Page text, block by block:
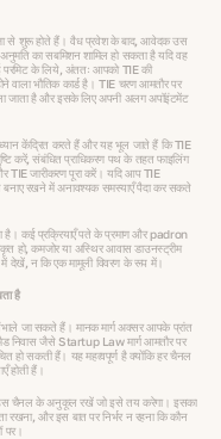
से शुरू होते हैं। वैध प्रवेश के बाद, आवेदक उस
का सबमिशन शामिल हो सकता है यदि वह
परमिट के लिये, अंततः आपको TIE की
वाला भौतिक कार्ड है। TIE चरण आमतौर पर
जाता है और इसके लिए अपनी अलग अपॉइंटमेंट
केंद्रित करते हैं और यह भूल जाते हैं कि TIE
करें, संबंधित प्राधिकरण पथ के तहत फाइलिंग
TIE जारीकरण पूरा करें। यदि आप TIE
रखने में अनावश्यक समस्याएँ पैदा कर सकते
है। कई प्रक्रियाएँ पते के प्रमाण और padron
हो, कमजोर या अस्थिर आवास डाउनस्ट्रीम
देखें, न कि एक मामूली विवरण के रूप में।
है
जा सकते हैं। मानक मार्ग अक्सर आपके प्रांत
निवास जैसे Startup Law मार्ग आमतौर पर
हो सकती हैं। यह महत्वपूर्ण है क्योंकि हर चैनल
होती हैं।
उस चैनल के अनुकूल रखें जो इसे तय करेगा। इसका
रखना, और इस बात पर निर्भर न रहना कि कौन
पर।